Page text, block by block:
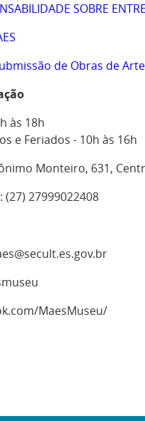
SOBRE
de Obras de
às 18h
e Feriados - 10h às 16h
Monteiro, 631,
27999022408
MaesMuseu/